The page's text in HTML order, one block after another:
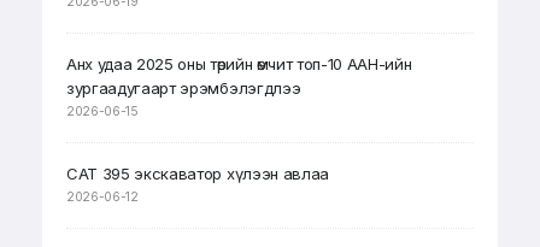
Анх удаа 2025 оны төрийн өмчит топ-10 ААН-ийн
зургаадугаарт эрэмбэлэгдлээ
2026-06-15
CAT 395 экскаватор хүлээн авлаа
2026-06-12